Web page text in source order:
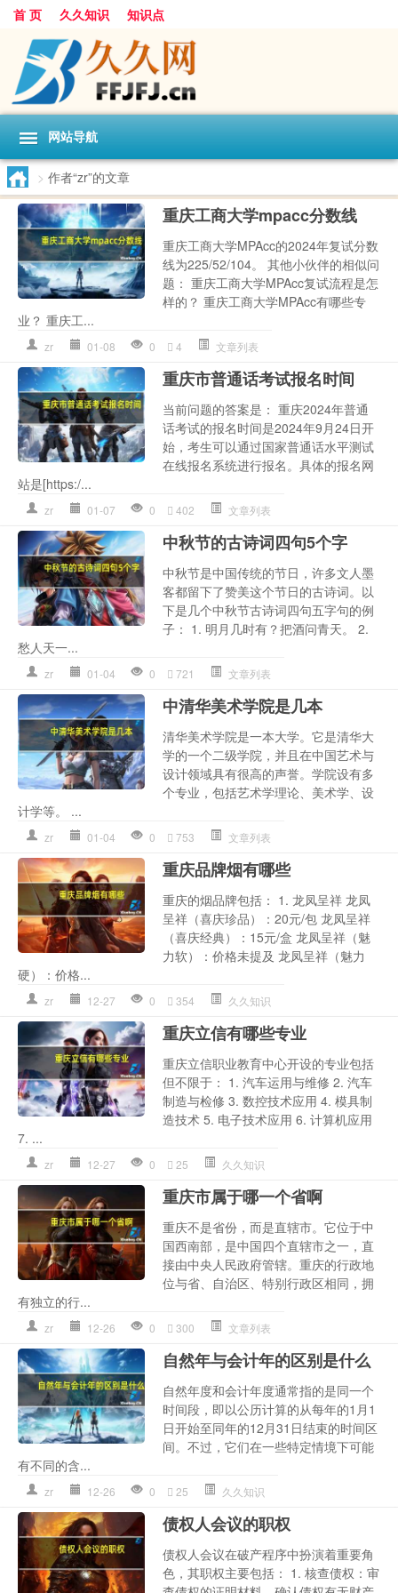
首 页 久久知识 知识点
网站导航
> 作者“zr”的文章
重庆工商大学mpacc分数线
重庆工商大学MPAcc的2024年复试分数
线为225/52/104。 其他小伙伴的相似问
题： 重庆工商大学MPAcc复试流程是怎
样的？ 重庆工商大学MPAcc有哪些专
业？ 重庆工...
zr 01-08 0 4 文章列表
重庆市普通话考试报名时间
当前问题的答案是： 重庆2024年普通
话考试的报名时间是2024年9月24日开
始，考生可以通过国家普通话水平测试
在线报名系统进行报名。具体的报名网
站是[https:/...
zr 01-07 0 402 文章列表
中秋节的古诗词四句5个字
中秋节是中国传统的节日，许多文人墨
客都留下了赞美这个节日的古诗词。以
下是几个中秋节古诗词四句五字句的例
子： 1. 明月几时有？把酒问青天。 2.
愁人天一...
zr 01-04 0 721 文章列表
中清华美术学院是几本
清华美术学院是一本大学。它是清华大
学的一个二级学院，并且在中国艺术与
设计领域具有很高的声誉。学院设有多
个专业，包括艺术学理论、美术学、设
计学等。 ...
zr 01-04 0 753 文章列表
重庆品牌烟有哪些
重庆的烟品牌包括： 1. 龙凤呈祥 龙凤
呈祥（喜庆珍品）：20元/包 龙凤呈祥
（喜庆经典）：15元/盒 龙凤呈祥（魅
力软）：价格未提及 龙凤呈祥（魅力
硬）：价格...
zr 12-27 0 354 久久知识
重庆立信有哪些专业
重庆立信职业教育中心开设的专业包括
但不限于： 1. 汽车运用与维修 2. 汽车
制造与检修 3. 数控技术应用 4. 模具制
造技术 5. 电子技术应用 6. 计算机应用
7. ...
zr 12-27 0 25 久久知识
重庆市属于哪一个省啊
重庆不是省份，而是直辖市。它位于中
国西南部，是中国四个直辖市之一，直
接由中央人民政府管辖。重庆的行政地
位与省、自治区、特别行政区相同，拥
有独立的行...
zr 12-26 0 300 文章列表
自然年与会计年的区别是什么
自然年度和会计年度通常指的是同一个
时间段，即以公历计算的从每年的1月1
日开始至同年的12月31日结束的时间区
间。不过，它们在一些特定情境下可能
有不同的含...
zr 12-26 0 25 久久知识
债权人会议的职权
债权人会议在破产程序中扮演着重要角
色，其职权主要包括： 1. 核查债权：审